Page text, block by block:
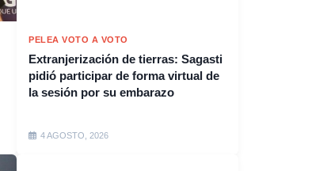
PELEA VOTO A VOTO
Extranjerización de tierras: Sagasti
pidió participar de forma virtual de
la sesión por su embarazo
4 AGOSTO, 2026